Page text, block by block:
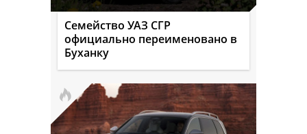
Семейство УАЗ СГР
официально переименовано в
Буханку